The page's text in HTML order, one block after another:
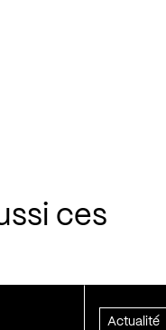
ces
Actualité